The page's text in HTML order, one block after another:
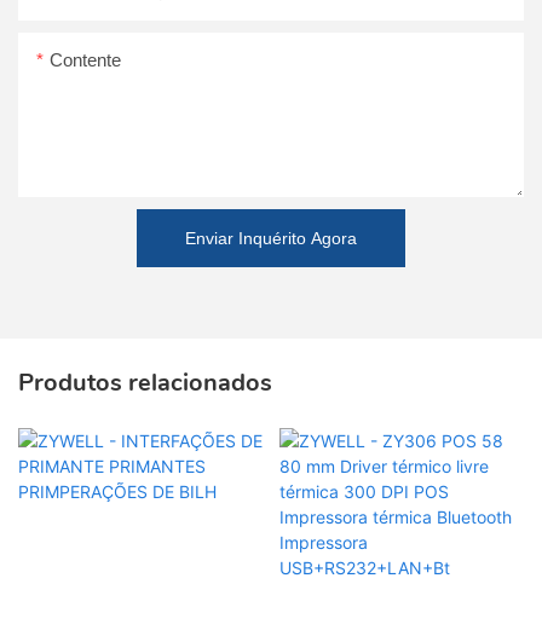
Contente
Enviar Inquérito Agora
Produtos relacionados